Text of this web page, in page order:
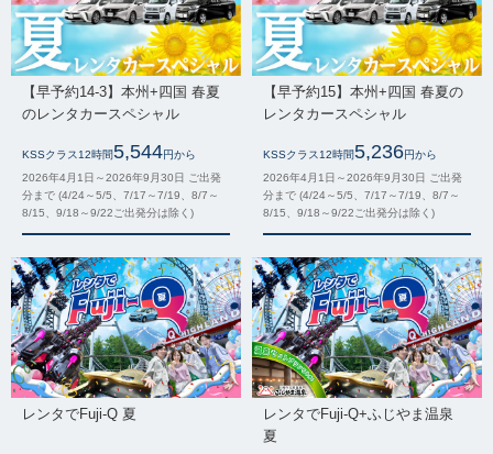
【早予約14-3】本州+四国 春夏
のレンタカースペシャル
KSSクラス12時間5,544円から
2026年4月1日～2026年9月30日 ご出発
分まで (4/24～5/5、7/17～7/19、8/7～
8/15、9/18～9/22ご出発分は除く)
【早予約15】本州+四国 春夏の
レンタカースペシャル
KSSクラス12時間5,236円から
2026年4月1日～2026年9月30日 ご出発
分まで (4/24～5/5、7/17～7/19、8/7～
8/15、9/18～9/22ご出発分は除く)
レンタでFuji-Q 夏
レンタでFuji-Q+ふじやま温泉
夏